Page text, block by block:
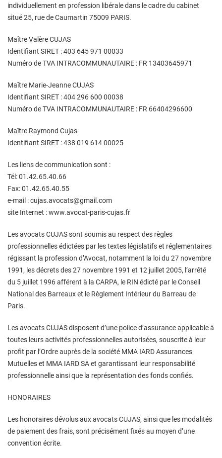
individuellement en profession libérale dans le cadre du cabinet
situé 25, rue de Caumartin 75009 PARIS.
Maître Valère CUJAS
Identifiant SIRET : 403 645 971 00033
Numéro de TVA INTRACOMMUNAUTAIRE : FR 13403645971
Maître Marie-Jeanne CUJAS
Identifiant SIRET : 404 296 600 00038
Numéro de TVA INTRACOMMUNAUTAIRE : FR 66404296600
Maître Raymond Cujas
Identifiant SIRET : 438 019 614 00025
Les liens de communication sont :
Tél: 01.42.65.40.66
Fax: 01.42.65.40.55
e-mail : cujas.avocats@gmail.com
site Internet : www.avocat-paris-cujas.fr
Les avocats CUJAS sont soumis au respect des règles
professionnelles édictées par les textes législatifs et réglementaires
régissant la profession d’Avocat, notamment la loi du 27 novembre
1991, les décrets des 27 novembre 1991 et 12 juillet 2005, l’arrêté
du 5 juillet 1996 afférent à la CARPA, le RIN édicté par le Conseil
National des Barreaux et le Règlement Intérieur du Barreau de
Paris.
Les avocats CUJAS disposent d’une police d’assurance applicable à
toutes leurs activités professionnelles autorisées, souscrite à leur
profit par l’Ordre auprès de la société MMA IARD Assurances
Mutuelles et MMA IARD SA et garantissant leur responsabilité
professionnelle ainsi que la représentation des fonds confiés.
HONORAIRES
Les honoraires dévolus aux avocats CUJAS, ainsi que les modalités
de paiement des frais, sont précisément fixés au moyen d’une
convention écrite.